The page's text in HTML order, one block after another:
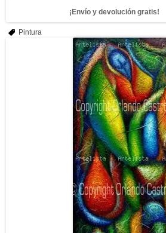
¡Envío y devolución gratis!
Pintura